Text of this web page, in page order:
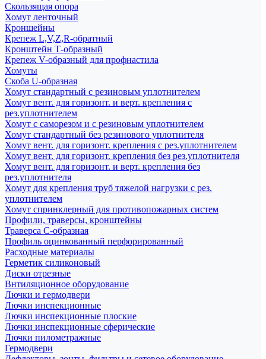
Скользящая опора
Хомут ленточный
Кроншейны
Крепеж L,V,Z,R-обратный
Кронштейн Т-образный
Крепеж V-образный для профнастила
Хомуты
Скоба U-образная
Хомут стандартный с резиновым уплотнителем
Хомут вент. для горизонт. и верт. крепления с
рез.уплотнителем
Хомут с саморезом и с резиновым уплотнителем
Хомут стандартный без резинового уплотнителя
Хомут вент. для горизонт. крепления с рез.уплотнителем
Хомут вент. для горизонт. крепления без рез.уплотнителя
Хомут вент. для горизонт. и верт. крепления без
рез.уплотнителя
Хомут для крепления труб тяжелой нагрузки с рез.
уплотнителем
Хомут спринклерный для противопожарных систем
Профили, траверсы, кронштейны
Траверса С-образная
Профиль оцинкованный перфорированный
Расходные материалы
Герметик силиконовый
Диски отрезные
Внтиляционное оборудование
Лючки и гермодвери
Лючки инспекционные
Лючки инспекционные плоские
Лючки инспекционные сферические
Лючки пилометражные
Гермодвери